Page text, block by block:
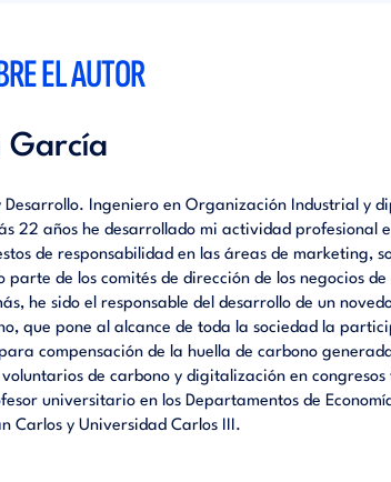
EL AUTOR
García
Desarrollo. Ingeniero en Organización Industrial y
22 años he desarrollado mi actividad profesional
de responsabilidad en las áreas de marketing,
de los comités de dirección de los negocios
he sido el responsable del desarrollo de un
que pone al alcance de toda la sociedad la
compensación de la huella de carbono
de carbono y digitalización en
universitario en los Departamentos de
Carlos y Universidad Carlos III.